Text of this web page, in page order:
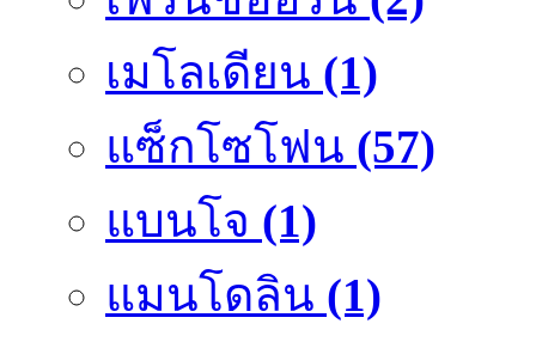
เมโลเดียน (1)
แซ็กโซโฟน (57)
แบนโจ (1)
แมนโดลิน (1)